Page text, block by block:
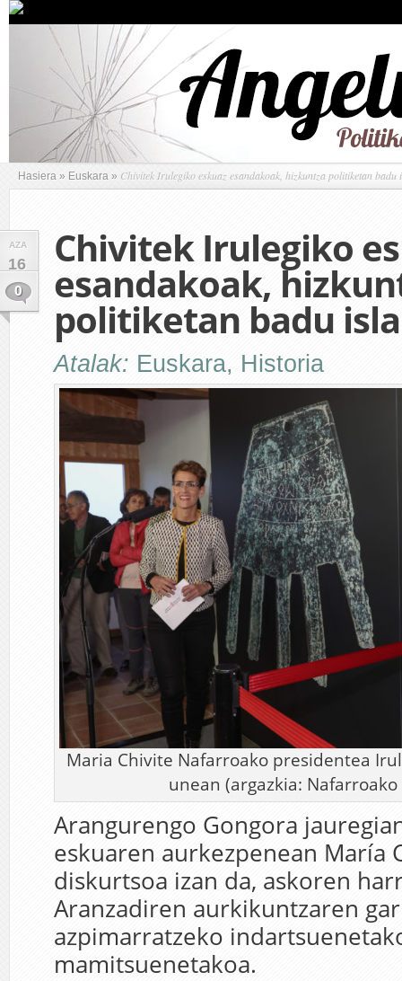
Hasiera » Euskara » Chivitek Irulegiko eskuaz esandakoak, hizkuntza politiketan badu
AZA
16
0
Chivitek Irulegiko
esandakoak,
politiketan badu
Atalak: Euskara, Historia
Maria Chivite Nafarroako presidentea
unean (argazkia:
Arangurengo Gongora
eskuaren aurkezpenean María
diskurtsoa izan da, askoren
Aranzadiren aurkikuntzaren
azpimarratzeko
mamitsuenetakoa.